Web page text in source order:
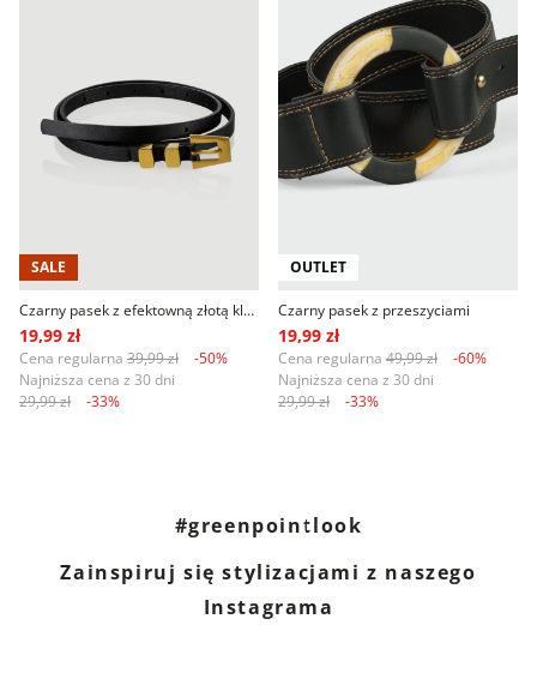
SALE
Czarny pasek z efektowną złotą klamrą
19,99 zł
Cena regularna 39,99 zł
-50%
Najniższa cena z 30 dni
29,99 zł
-33%
OUTLET
Czarny pasek z przeszyciami
19,99 zł
Cena regularna 49,99 zł
-60%
Najniższa cena z 30 dni
29,99 zł
-33%
#greenpointlook
Zainspiruj się stylizacjami z naszego
Instagrama